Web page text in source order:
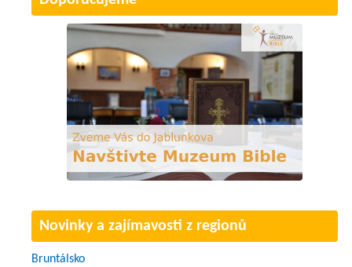
Novinky a zajímavosti z regionů
Bruntálsko